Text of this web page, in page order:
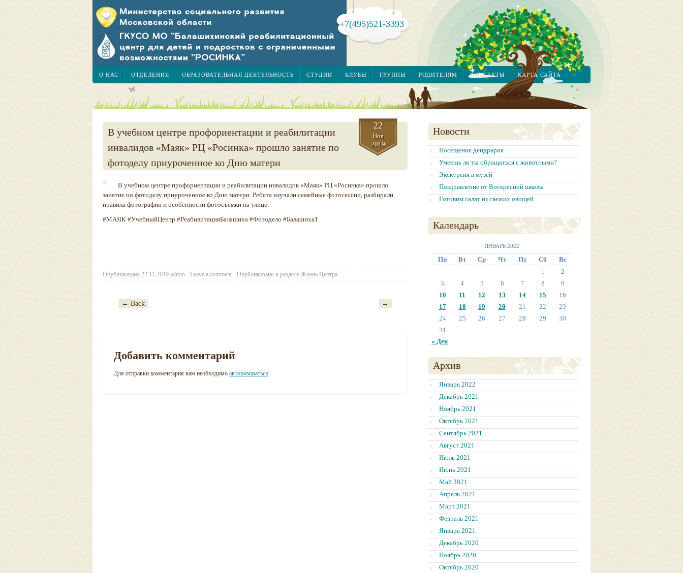
О НАС ОТДЕЛЕНИЯ ОБРАЗОВАТЕЛЬНАЯ ДЕЯТЕЛЬНОСТЬ СТУДИИ КЛУБЫ ГРУППЫ РОДИТЕЛЯМ КОНТАКТЫ КАРТА САЙТА
+7(495)521-3393
В учебном центре профориентации и реабилитации
инвалидов «Маяк» РЦ «Росинка» прошло занятие по
фотоделу приуроченное ко Дню матери
22
Ноя
2019
В учебном центре профориентации и реабилитации инвалидов «Маяк» РЦ «Росинка» прошло
занятие по фотоделу приуроченное ко Дню матери. Ребята изучали семейные фотосессии, разбирали
правила фотографии и особенности фотосъёмки на улице.
#МАЯК #УчебныйЦентр #РеабилитацияБалашиха #Фотодело #Балашиха1
Опубликовано 22.11.2019 admin Leave a comment Опубликовано в разделе Жизнь Центра
Post navigation
← Back →
Добавить комментарий
Для отправки комментария вам необходимоавторизоваться.
Новости
Посещение дендрария
Умеешь ли ты обращаться с животными?
Экскурсия в музей
Поздравление от Воскресной школы
Готовим салат из свежих овощей
Календарь
ЯНВАРЬ 2022
Пн Вт Ср Чт Пт Сб
Вс
1
2
3
4 5 6 7 8
9
10
11 12 13 14 15
16
17
18 19 20 21 22
23
24
25 26 27 28 29
30
31
« Дек
Архив
Январь 2022
Декабрь 2021
Ноябрь 2021
Октябрь 2021
Сентябрь 2021
Август 2021
Июль 2021
Июнь 2021
Май 2021
Апрель 2021
Март 2021
Февраль 2021
Январь 2021
Декабрь 2020
Ноябрь 2020
Октябрь 2020